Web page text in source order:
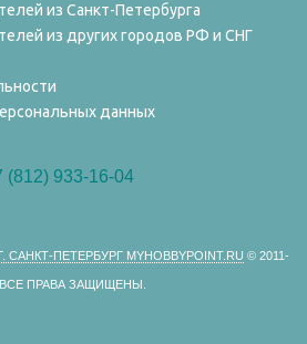
из Санкт-Петербурга
из других городов РФ и СНГ
данных
(812) 933-16-04
ПЕТЕРБУРГ MYHOBBYPOINT.RU © 2011-
ВСЕ ПРАВА ЗАЩИЩЕНЫ.